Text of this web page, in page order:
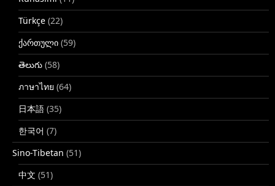
Türkçe (22)
ქართული (59)
తెలుగు (58)
ภาษาไทย (64)
日本語 (35)
한국어 (7)
Sino-Tibetan (51)
中文 (51)